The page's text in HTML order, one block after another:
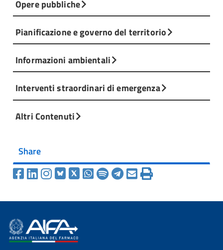
Opere pubbliche
Pianificazione e governo del territorio
Informazioni ambientali
Interventi straordinari di emergenza
Altri Contenuti
Share